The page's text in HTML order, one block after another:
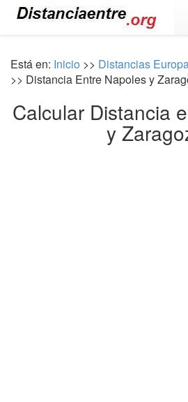
Está en: Inicio >> Distancias
>> Distancia Entre Napoles y
Calcular Distancia
y